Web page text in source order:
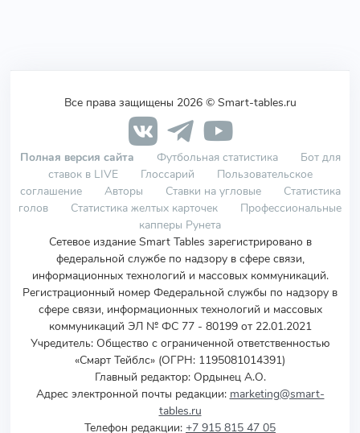
Все права защищены 2026 © Smart-tables.ru
Полная версия сайта Футбольная статистика
Бот для
ставок в LIVE
Глоссарий
Пользовательское
соглашение
Авторы Ставки на угловые
Статистика
голов
Статистика желтых карточек
Профессиональные
капперы Рунета
Сетевое издание Smart Tables зарегистрировано в
федеральной службе по надзору в сфере связи,
информационных технологий и массовых коммуникаций.
Регистрационный номер Федеральной службы по надзору в
сфере связи, информационных технологий и массовых
коммуникаций ЭЛ № ФС 77 - 80199 от 22.01.2021
Учредитель: Общество с ограниченной ответственностью
«Смарт Тейблс» (ОГРН: 1195081014391)
Главный редактор: Ордынец А.О.
Адрес электронной почты редакции: marketing@smart-
tables.ru
Телефон редакции: +7 915 815 47 05